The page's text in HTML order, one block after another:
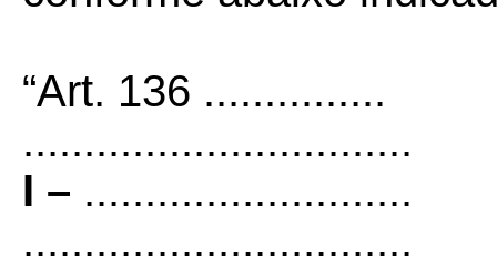
“Art. 136 ...............
................................
I – ...........................
................................